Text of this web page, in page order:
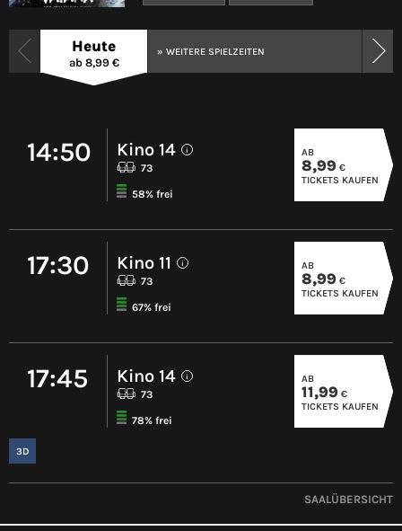
Heute
ab 8,99 €
» WEITERE SPIELZEITEN
14:50 Kino 14 i
73
58% frei
AB
8,99 €
TICKETS KAUFEN
17:30 Kino 11 i
73
67% frei
AB
8,99 €
TICKETS KAUFEN
17:45 Kino 14 i
73
78% frei
3D
AB
11,99 €
TICKETS KAUFEN
SAALÜBERSICHT